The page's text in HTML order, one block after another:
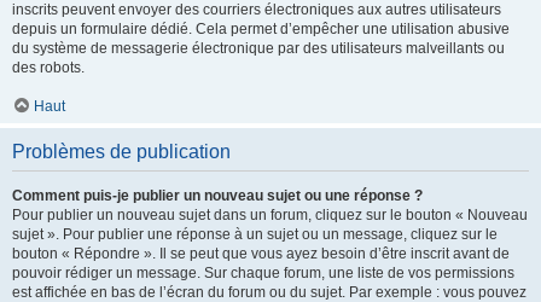
inscrits peuvent envoyer des courriers électroniques aux autres utilisateurs
depuis un formulaire dédié. Cela permet d’empêcher une utilisation abusive
du système de messagerie électronique par des utilisateurs malveillants ou
des robots.
Haut
Problèmes de publication
Comment puis-je publier un nouveau sujet ou une réponse ?
Pour publier un nouveau sujet dans un forum, cliquez sur le bouton « Nouveau
sujet ». Pour publier une réponse à un sujet ou un message, cliquez sur le
bouton « Répondre ». Il se peut que vous ayez besoin d’être inscrit avant de
pouvoir rédiger un message. Sur chaque forum, une liste de vos permissions
est affichée en bas de l’écran du forum ou du sujet. Par exemple : vous pouvez